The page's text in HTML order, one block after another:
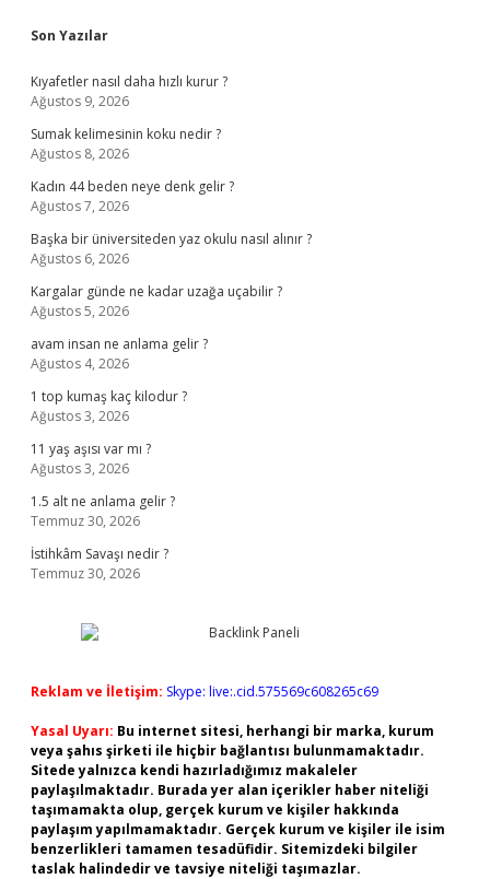
Sidebar
Son Yazılar
Kıyafetler nasıl daha hızlı kurur ?
Ağustos 9, 2026
Sumak kelimesinin koku nedir ?
Ağustos 8, 2026
Kadın 44 beden neye denk gelir ?
Ağustos 7, 2026
Başka bir üniversiteden yaz okulu nasıl alınır ?
Ağustos 6, 2026
Kargalar günde ne kadar uzağa uçabilir ?
Ağustos 5, 2026
avam insan ne anlama gelir ?
Ağustos 4, 2026
1 top kumaş kaç kilodur ?
Ağustos 3, 2026
11 yaş aşısı var mı ?
Ağustos 3, 2026
1.5 alt ne anlama gelir ?
Temmuz 30, 2026
İstihkâm Savaşı nedir ?
Temmuz 30, 2026
Reklam ve İletişim: Skype: live:.cid.575569c608265c69
Yasal Uyarı: Bu internet sitesi, herhangi bir marka, kurum
veya şahıs şirketi ile hiçbir bağlantısı bulunmamaktadır.
Sitede yalnızca kendi hazırladığımız makaleler
paylaşılmaktadır. Burada yer alan içerikler haber niteliği
taşımamakta olup, gerçek kurum ve kişiler hakkında
paylaşım yapılmamaktadır. Gerçek kurum ve kişiler ile isim
benzerlikleri tamamen tesadüfidir. Sitemizdeki bilgiler
taslak halindedir ve tavsiye niteliği taşımazlar.